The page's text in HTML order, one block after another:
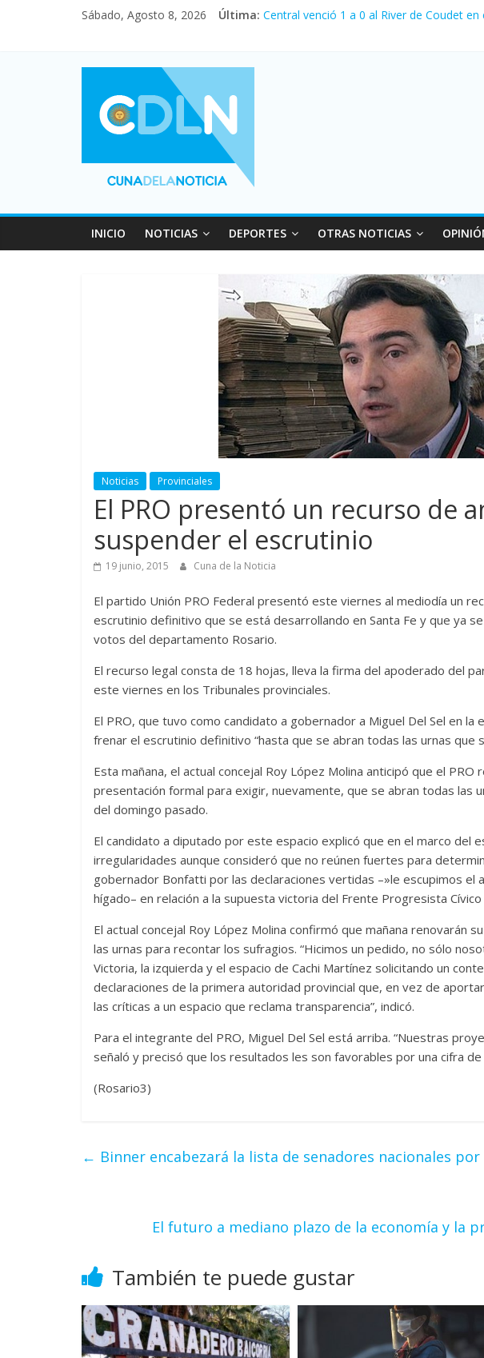
Sábado, Agosto 8, 2026 Última: Fuerte caída de la venta de autos usados
Desde que asumió Milei cerraron
Vacaciones de invierno con más
INICIO NOTICIAS DEPORTES OTRAS NOTICIAS
Noticias Provinciales
El PRO presentó un recurso de
suspender el escrutinio
19 junio, 2015 Cuna de la Noticia
El partido Unión PRO Federal presentó este viernes al mediodía un
escrutinio definitivo que se está desarrollando en Santa Fe y que ya
votos del departamento Rosario.
El recurso legal consta de 18 hojas, lleva la firma del apoderado del
este viernes en los Tribunales provinciales.
El PRO, que tuvo como candidato a gobernador a Miguel Del Sel en
frenar el escrutinio definitivo “hasta que se abran todas las urnas que
Esta mañana, el actual concejal Roy López Molina anticipó que el PRO
presentación formal para exigir, nuevamente, que se abran todas las
del domingo pasado.
El candidato a diputado por este espacio explicó que en el marco del
irregularidades aunque consideró que no reúnen fuertes para
gobernador Bonfatti por las declaraciones vertidas –»le escupimos el
hígado– en relación a la supuesta victoria del Frente Progresista Cívico
El actual concejal Roy López Molina confirmó que mañana renovarán
las urnas para recontar los sufragios. “Hicimos un pedido, no sólo
Victoria, la izquierda y el espacio de Cachi Martínez solicitando un
declaraciones de la primera autoridad provincial que, en vez de
las críticas a un espacio que reclama transparencia”, indicó.
Para el integrante del PRO, Miguel Del Sel está arriba. “Nuestras
señaló y precisó que los resultados les son favorables por una cifra
(Rosario3)
← Binner encabezará la lista de senadores nacionales por
El futuro a mediano plazo de la economía y la
También te puede gustar